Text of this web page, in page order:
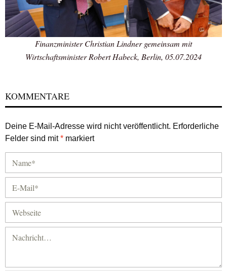
Finanzminister Christian Lindner gemeinsam mit
Wirtschaftsminister Robert Habeck, Berlin, 05.07.2024
KOMMENTARE
Deine E-Mail-Adresse wird nicht veröffentlicht. Erforderliche
Felder sind mit* markiert